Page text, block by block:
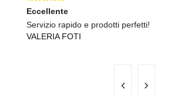
Eccellente
Servizio rapido e prodotti perfetti!
VALERIA FOTI